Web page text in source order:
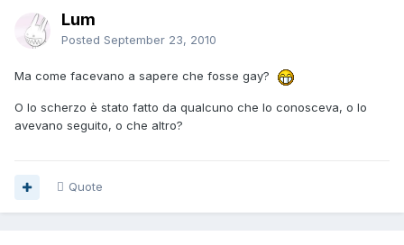
Lum
Posted September 23, 2010
Ma come facevano a sapere che fosse gay?
O lo scherzo è stato fatto da qualcuno che lo conosceva, o lo
avevano seguito, o che altro?
Quote